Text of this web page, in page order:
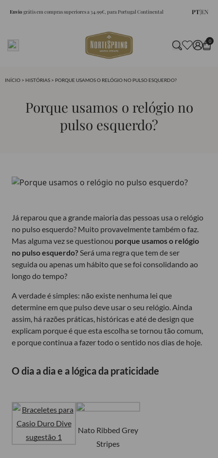
Enviográtis em compras superiores a 34.99€, para Portugal Continental PT|EN
0
INÍCIO > HISTÓRIAS > PORQUE USAMOS O RELÓGIO NO PULSO ESQUERDO?
Porque usamos o relógio no
pulso esquerdo?
Já reparou que a grande maioria das pessoas usa o relógio
no pulso esquerdo? Muito provavelmente também o faz.
Mas alguma vez se questionou porque usamos o relógio
no pulso esquerdo?Será uma regra que tem de ser
seguida ou apenas um hábito que se foi consolidando ao
longo do tempo?
A verdade é simples: não existe nenhuma lei que
determine em que pulso deve usar o seu relógio. Ainda
assim, há razões práticas, históricas e até de design que
explicam porque é que esta escolha se tornou tão comum,
e porque continua a fazer todo o sentido nos dias de hoje.
O dia a dia e a lógica da praticidade
Nato Ribbed Grey
Stripes